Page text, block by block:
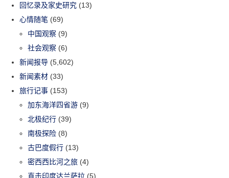
回忆录及家史研究 (13)
心情随笔 (69)
中国观察 (9)
社会观察 (6)
新闻报导 (5,602)
新闻素材 (33)
旅行记事 (153)
加东海洋四省游 (9)
北极纪行 (39)
南极探险 (8)
古巴度假行 (13)
密西西比河之旅 (4)
直击印度达兰萨拉 (5)